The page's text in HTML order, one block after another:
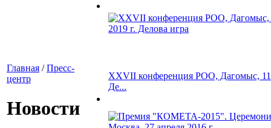
Главная /Пресс-
центр
Новости
XXVII конференция РОО, Дагомыс, 11-
Де...